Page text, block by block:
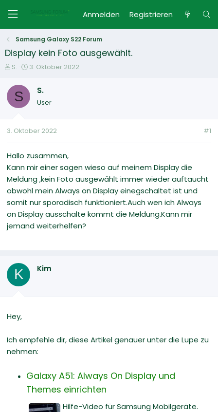
Anmelden Registrieren
Samsung Galaxy S22 Forum
Display kein Foto ausgewählt.
E
s
e
e
S.
E
t
t
m
3. Oktober 2022
S S.
User
3. Oktober 2022 #1
Hallo zusammen,
Kann mir einer sagen wieso auf meinem Display die
Meldung ,kein Foto ausgewählt immer wieder auftaucht
obwohl mein Always on Display einegschaltet ist und
somit nur sporadisch funktioniert.Auch wen ich Always
on Display ausschalte kommt die Meldung.Kann mir
jemand weiterhelfen?
K Kim
Hey,
Ich empfehle dir, diese Artikel genauer unter die Lupe zu
nehmen:
Galaxy A51: Always On Display und
Themes einrichten
Hilfe-Video für Samsung Mobilgeräte.